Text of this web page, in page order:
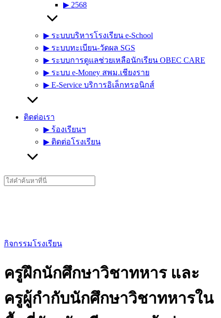
▶︎ 2568
▶︎ ระบบบริหารโรงเรียน e-School
▶︎ ระบบทะเบียน-วัดผล SGS
▶︎ ระบบการดูแลช่วยเหลือนักเรียน OBEC CARE
▶︎ ระบบ e-Money สพม.เชียงราย
▶︎ E-Service บริการอิเล็กทรอนิกส์
ติดต่อเรา
▶︎ ร้องเรียนฯ
▶︎ ติดต่อโรงเรียน
Search
for:
กิจกรรมโรงเรียน
ครูฝึกนักศึกษาวิชาทหาร และ
ครูผู้กำกับนักศึกษาวิชาทหารใน